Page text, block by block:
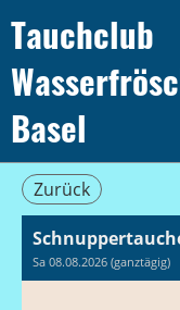
Tauchclub
Basel
Zurück
Sa 08.08.2026 (ganztägig)